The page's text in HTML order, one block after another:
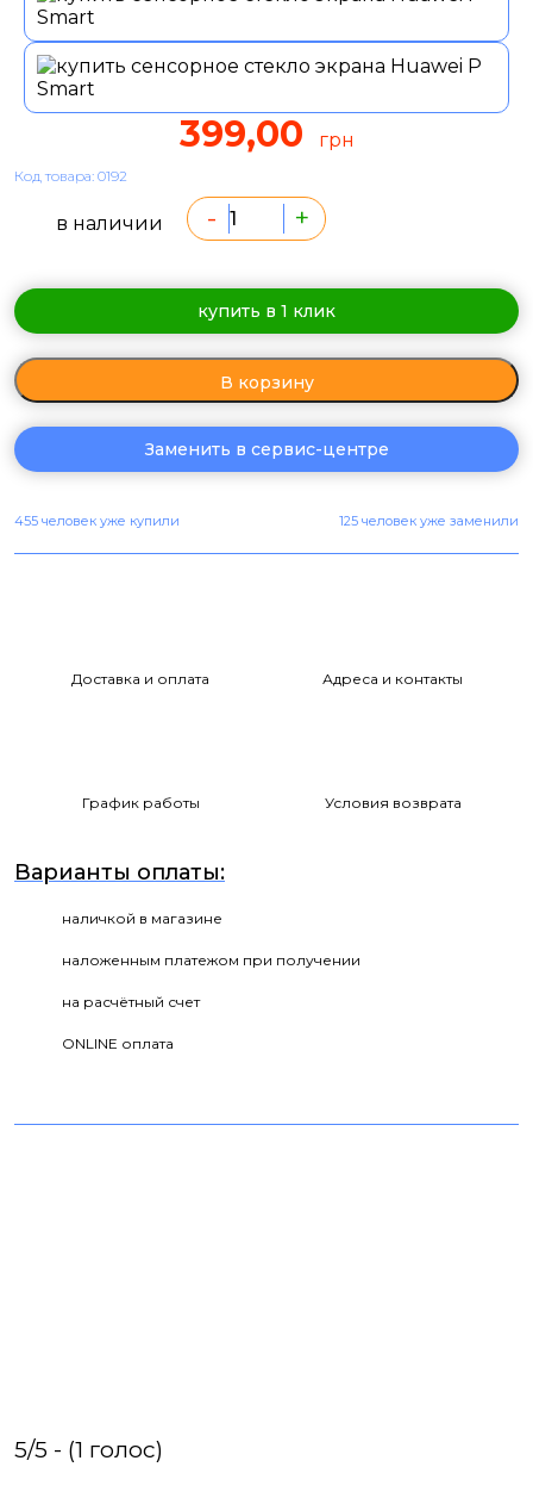
399,00 грн
Код товара: 0192
в наличии - +
купить в 1 клик
В корзину
Заменить в сервис-центре
455 человек уже купили 125 человек уже заменили
Доставка и оплата Адреса и контакты
График работы Условия возврата
Варианты оплаты:
наличкой в магазине
наложенным платежом при получении
на расчётный счет
ONLINE оплата
5/5 - (1 голос)